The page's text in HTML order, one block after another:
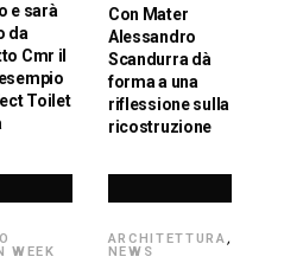
e sarà
da
Cmr il
Toilet
Con Mater
Alessandro
Scandurra dà
forma a una
riflessione sulla
ricostruzione
WEEK
ARCHITETTURA,
NEWS